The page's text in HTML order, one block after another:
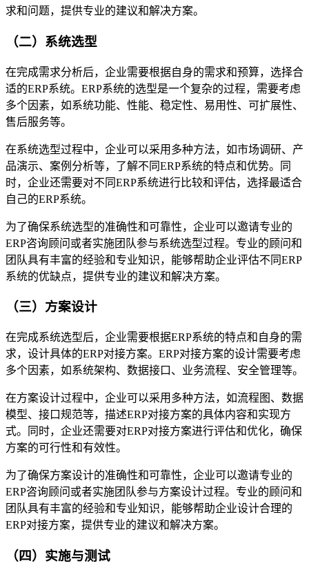
求和问题，提供专业的建议和解决方案。
（二）系统选型
在完成需求分析后，企业需要根据自身的需求和预算，选择合
适的ERP系统。ERP系统的选型是一个复杂的过程，需要考虑
多个因素，如系统功能、性能、稳定性、易用性、可扩展性、
售后服务等。
在系统选型过程中，企业可以采用多种方法，如市场调研、产
品演示、案例分析等，了解不同ERP系统的特点和优势。同
时，企业还需要对不同ERP系统进行比较和评估，选择最适合
自己的ERP系统。
为了确保系统选型的准确性和可靠性，企业可以邀请专业的
ERP咨询顾问或者实施团队参与系统选型过程。专业的顾问和
团队具有丰富的经验和专业知识，能够帮助企业评估不同ERP
系统的优缺点，提供专业的建议和解决方案。
（三）方案设计
在完成系统选型后，企业需要根据ERP系统的特点和自身的需
求，设计具体的ERP对接方案。ERP对接方案的设计需要考虑
多个因素，如系统架构、数据接口、业务流程、安全管理等。
在方案设计过程中，企业可以采用多种方法，如流程图、数据
模型、接口规范等，描述ERP对接方案的具体内容和实现方
式。同时，企业还需要对ERP对接方案进行评估和优化，确保
方案的可行性和有效性。
为了确保方案设计的准确性和可靠性，企业可以邀请专业的
ERP咨询顾问或者实施团队参与方案设计过程。专业的顾问和
团队具有丰富的经验和专业知识，能够帮助企业设计合理的
ERP对接方案，提供专业的建议和解决方案。
（四）实施与测试